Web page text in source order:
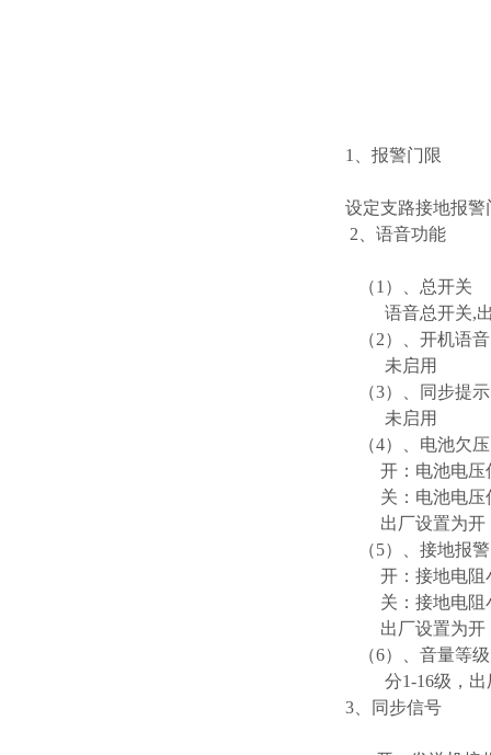
1、报警门限
设定支路接地报
2、语音功能
（1）、总开关
语音总开关,出
（2）、开机语音
未启用
（3）、同步提示
未启用
（4）、电池欠压
开：电池电压
关：电池电压
出厂设置为开
（5）、接地报警
开：接地电阻
关：接地电阻
出厂设置为开
（6）、音量等级
分1-16级，出
3、同步信号